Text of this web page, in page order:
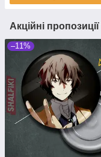
Акційні
–11%